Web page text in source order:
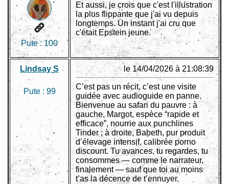
Pute : 100
Et aussi, je crois que c'est l'illustration
la plus flippante que j'ai vu depuis
longtemps. Un instant j'ai cru que
c'était Epstein jeune.
Lindsay S
Pute : 99
le 14/04/2026 à 21:08:39
C’est pas un récit, c’est une visite
guidée avec audioguide en panne.
Bienvenue au safari du pauvre : à
gauche, Margot, espèce “rapide et
efficace”, nourrie aux punchlines
Tinder ; à droite, Babeth, pur produit
d’élevage intensif, calibrée porno
discount. Tu avances, tu regardes, tu
consommes — comme le narrateur,
finalement — sauf que toi au moins
t’as la décence de t’ennuyer.